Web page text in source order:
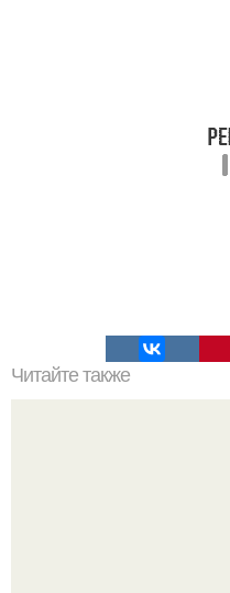
Читайте также